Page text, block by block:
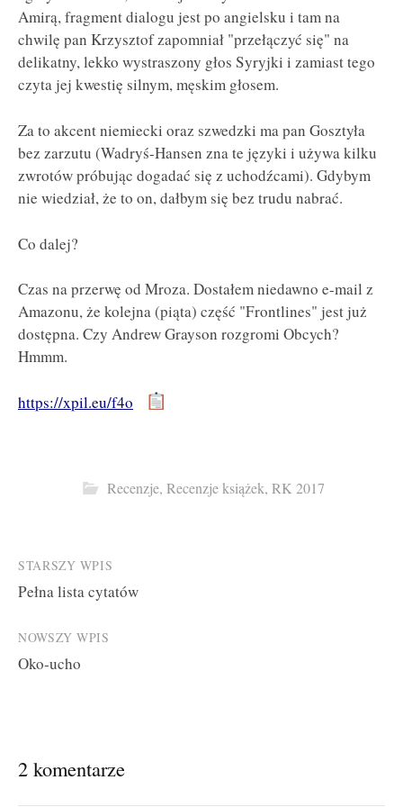
Amirą, fragment dialogu jest po angielsku i tam na
chwilę pan Krzysztof zapomniał "przełączyć się" na
delikatny, lekko wystraszony głos Syryjki i zamiast tego
czyta jej kwestię silnym, męskim głosem.
Za to akcent niemiecki oraz szwedzki ma pan Gosztyła
bez zarzutu (Wadryś-Hansen zna te języki i używa kilku
zwrotów próbując dogadać się z uchodźcami). Gdybym
nie wiedział, że to on, dałbym się bez trudu nabrać.
Co dalej?
Czas na przerwę od Mroza. Dostałem niedawno e-mail z
Amazonu, że kolejna (piąta) część "Frontlines" jest już
dostępna. Czy Andrew Grayson rozgromi Obcych?
Hmmm.
https://xpil.eu/f4o
Recenzje, Recenzje książek, RK 2017
Post
navigation
STARSZY WPIS
Pełna lista cytatów
NOWSZY WPIS
Oko-ucho
2 komentarze